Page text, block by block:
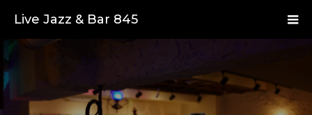
Live Jazz & Bar 845